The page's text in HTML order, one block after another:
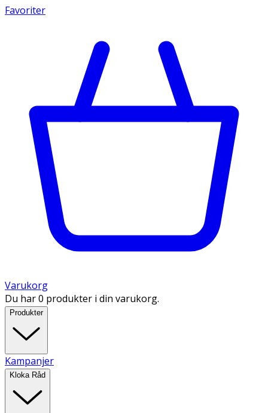
Favoriter
Varukorg
Du har 0 produkter i din varukorg.
Produkter
Kampanjer
Kloka Råd